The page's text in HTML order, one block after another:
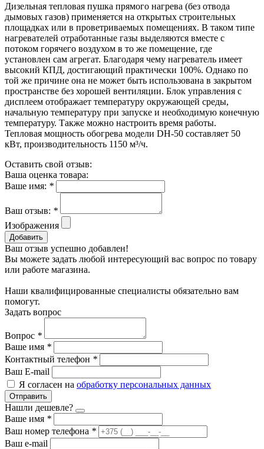
Дизельная тепловая пушка прямого нагрева (без отвода
дымовых газов) применяется на открытых строительных
площадках или в проветриваемых помещениях. В таком типе
нагревателей отработанные газы выделяются вместе с
потоком горячего воздухом в то же помещение, где
установлен сам агрегат. Благодаря чему нагреватель имеет
высокий КПД, достигающий практически 100%. Однако по
той же причине она не может быть использована в закрытом
пространстве без хорошей вентиляции. Блок управления с
дисплеем отображает температуру окружающей среды,
начальную температуру при запуске и необходимую конечную
температуру. Также можно настроить время работы.
Тепловая мощность обогрева модели DH-50 составляет 50
кВт, производительность 1150 м³/ч.
Оставить свой отзыв:
Ваша оценка товара:
Ваше имя: *
Ваш отзыв: *
Изображения
Добавить
Ваш отзыв успешно добавлен!
Вы можете задать любой интересующий вас вопрос по товару
или работе магазина.
Наши квалифицированные специалисты обязательно вам
помогут.
Задать вопрос
Вопрос *
Ваше имя *
Контактный телефон *
Ваш E-mail
Я согласен на обработку персональных данных
Отправить
Нашли дешевле?
Ваше имя *
Ваш номер телефона *
Ваш e-mail